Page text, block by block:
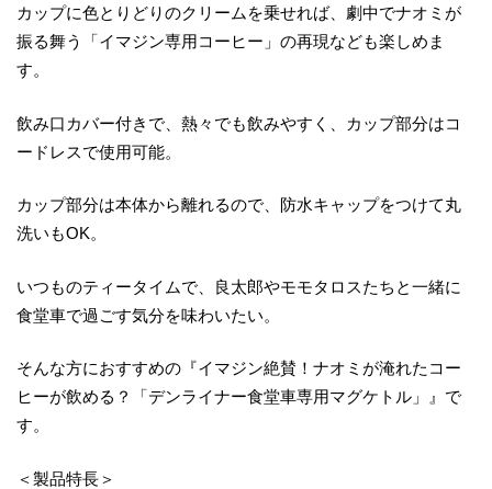
カップに色とりどりのクリームを乗せれば、劇中でナオミが
振る舞う「イマジン専用コーヒー」の再現なども楽しめま
す。
飲み口カバー付きで、熱々でも飲みやすく、カップ部分はコ
ードレスで使用可能。
カップ部分は本体から離れるので、防水キャップをつけて丸
洗いもOK。
いつものティータイムで、良太郎やモモタロスたちと一緒に
食堂車で過ごす気分を味わいたい。
そんな方におすすめの『イマジン絶賛！ナオミが淹れたコー
ヒーが飲める？「デンライナー食堂車専用マグケトル」』で
す。
＜製品特長＞